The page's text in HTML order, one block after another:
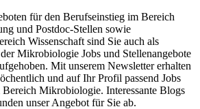
für den Berufseinstieg im Bereich
und Postdoc-Stellen sowie
Wissenschaft sind Sie auch als
Mikrobiologie Jobs und Stellenangebote
Mit unserem Newsletter erhalten
und auf Ihr Profil passend Jobs
Bereich Mikrobiologie. Interessante Blogs
unser Angebot für Sie ab.